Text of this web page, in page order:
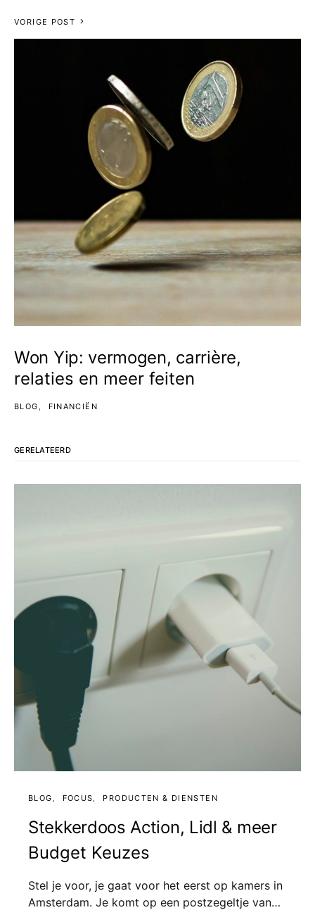
VORIGE POST
Won Yip: vermogen, carrière,
relaties en meer feiten
BLOG FINANCIËN
GERELATEERD
BLOG FOCUS PRODUCTEN & DIENSTEN
Stekkerdoos Action, Lidl & meer
Budget Keuzes
Stel je voor, je gaat voor het eerst op kamers in
Amsterdam. Je komt op een postzegeltje van…